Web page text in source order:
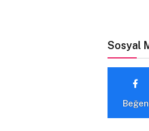
Sosyal
Beğen